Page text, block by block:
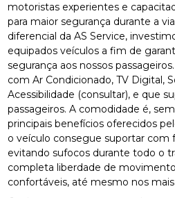
motoristas experientes e
para maior segurança durante a
diferencial da AS Service,
equipados veículos a fim de
segurança aos nossos
com Ar Condicionado, TV Digital,
Acessibilidade (consultar), e que
passageiros. A comodidade é,
principais benefícios oferecidos
o veículo consegue suportar com
evitando sufocos durante todo o
completa liberdade de
confortáveis, até mesmo nos